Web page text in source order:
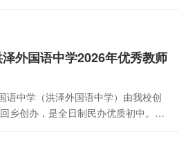
合理安排办理时间。二、用印审批
成线上审批，审批流程...
外国语中学2026年优秀教师
语中学（洪泽外国语中学）由我校创
乡创办，是全日制民办优质初中。学